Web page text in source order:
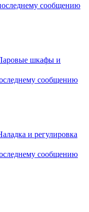
сообщению
шкафы и
сообщению
и регулировка
сообщению